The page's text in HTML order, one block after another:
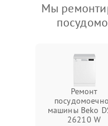
Мы
Ремонт
машины Beko
26210 W